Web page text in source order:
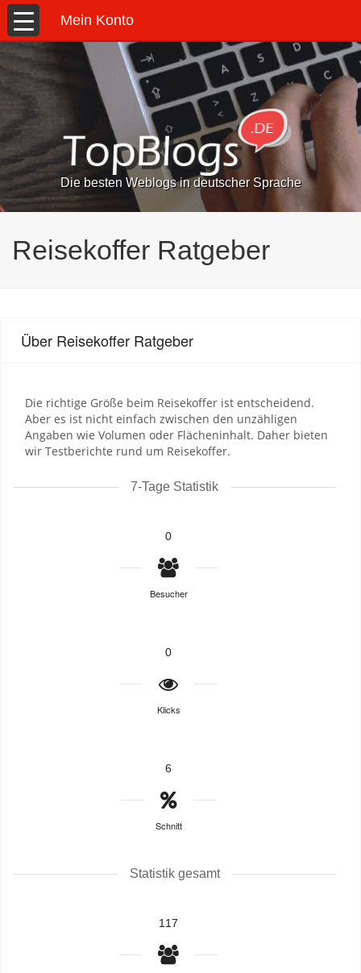
Mein Konto
Die besten Weblogs in deutscher Sprache
Reisekoffer Ratgeber
Über Reisekoffer Ratgeber
Die richtige Größe beim Reisekoffer ist entscheidend.
Aber es ist nicht einfach zwischen den unzähligen
Angaben wie Volumen oder Flächeninhalt. Daher bieten
wir Testberichte rund um Reisekoffer.
7-Tage Statistik
0
Besucher
0
Klicks
6
Schnitt
Statistik gesamt
117